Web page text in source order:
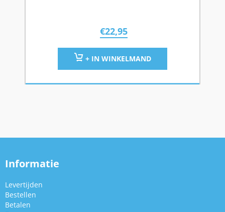
€22,95
+ IN WINKELMAND
Informatie
Levertijden
Bestellen
Betalen